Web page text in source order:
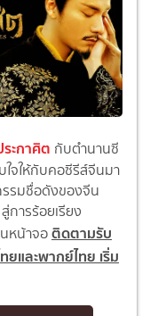
ะกาศิต กับตำนานซี
จให้กับคอซีรีส์จีนมา
รมชื่อดังของจีน
การร้อยเรียง
หน้าจอติดตามรับ
และพากย์ไทย เริ่ม